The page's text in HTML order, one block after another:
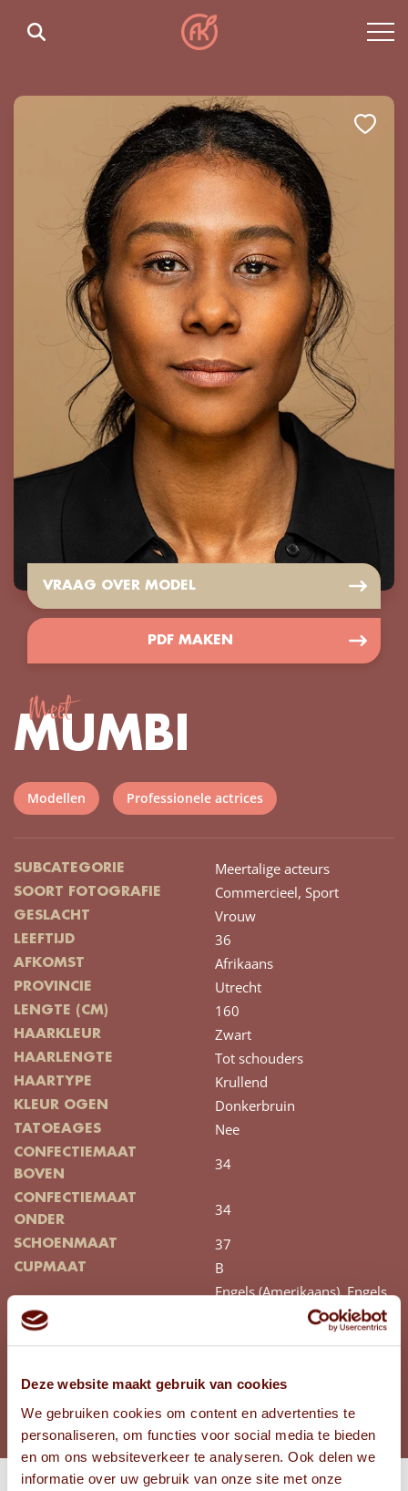
Deze website maakt gebruik van cookies
We gebruiken cookies om content en advertenties te
personaliseren, om functies voor social media te bieden
en om ons websiteverkeer te analyseren. Ook delen we
informatie over uw gebruik van onze site met onze
VRAAG OVER MODEL
PDF MAKEN
Meet
MUMBI
Modellen Professionele actrices
SUBCATEGORIE Meertalige acteurs
SOORT FOTOGRAFIE Commercieel, Sport
GESLACHT Vrouw
LEEFTIJD 36
AFKOMST Afrikaans
PROVINCIE Utrecht
LENGTE (CM) 160
HAARKLEUR Zwart
HAARLENGTE Tot schouders
HAARTYPE Krullend
KLEUR OGEN Donkerbruin
TATOEAGES Nee
CONFECTIEMAAT
BOVEN
34
CONFECTIEMAAT
ONDER
34
SCHOENMAAT 37
CUPMAAT B
Engels (Amerikaans), Engels
BEKIJK FOTO'S BEKIJK VIDEO'S